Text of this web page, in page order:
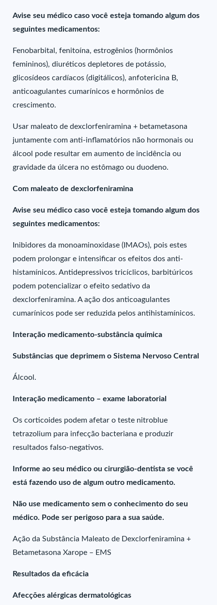
Avise seu médico caso você esteja tomando algum dos
seguintes medicamentos:
Fenobarbital, fenitoína, estrogênios (hormônios
femininos), diuréticos depletores de potássio,
glicosídeos cardíacos (digitálicos), anfotericina B,
anticoagulantes cumarínicos e hormônios de
crescimento.
Usar maleato de dexclorfeniramina + betametasona
juntamente com anti-inflamatórios não hormonais ou
álcool pode resultar em aumento de incidência ou
gravidade da úlcera no estômago ou duodeno.
Com maleato de dexclorfeniramina
Avise seu médico caso você esteja tomando algum dos
seguintes medicamentos:
Inibidores da monoaminoxidase (IMAOs), pois estes
podem prolongar e intensificar os efeitos dos anti-
histamínicos. Antidepressivos tricíclicos, barbitúricos
podem potencializar o efeito sedativo da
dexclorfeniramina. A ação dos anticoagulantes
cumarínicos pode ser reduzida pelos antihistamínicos.
Interação medicamento-substância química
Substâncias que deprimem o Sistema Nervoso Central
Álcool.
Interação medicamento – exame laboratorial
Os corticoides podem afetar o teste nitroblue
tetrazolium para infecção bacteriana e produzir
resultados falso-negativos.
Informe ao seu médico ou cirurgião-dentista se você
está fazendo uso de algum outro medicamento.
Não use medicamento sem o conhecimento do seu
médico. Pode ser perigoso para a sua saúde.
Ação da Substância Maleato de Dexclorfeniramina +
Betametasona Xarope – EMS
Resultados da eficácia
Afecções alérgicas dermatológicas